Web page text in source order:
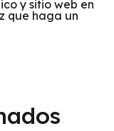
y sitio web en
que haga un